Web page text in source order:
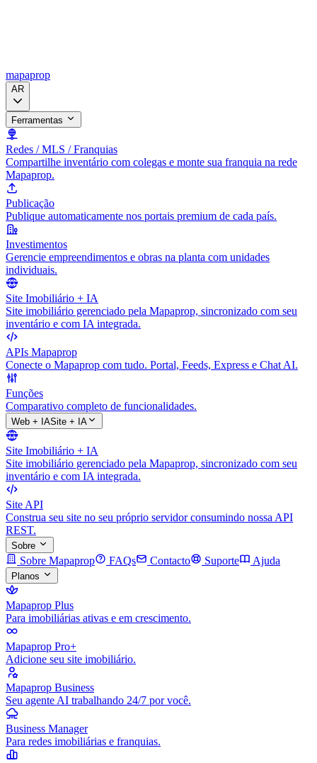
mapaprop
AR
Ferramentas
Redes / MLS / Franquias
Compartilhe inventário com colegas e monte sua franquia na rede
Mapaprop.
Publicação
Publique automaticamente nos portais premium de cada país.
Investimentos
Gerencie empreendimentos e obras na planta com unidades
individuais.
Site Imobiliário + IA
Site imobiliário gerenciado pela Mapaprop, sincronizado com seu
inventário e com IA integrada.
APIs Mapaprop
Conecte o Mapaprop com tudo. Portal, Feeds, Express e Chat AI.
Funções
Comparativo completo de funcionalidades.
Web + IASite + IA
Site Imobiliário + IA
Site imobiliário gerenciado pela Mapaprop, sincronizado com seu
inventário e com IA integrada.
Site API
Construa seu site no seu próprio servidor consumindo nossa API
REST.
Sobre
Sobre Mapaprop FAQs Contacto Suporte Ajuda
Planos
Mapaprop Plus
Para imobiliárias ativas e em crescimento.
Mapaprop Pro+
Adicione seu site imobiliário.
Mapaprop Business
Seu agente AI trabalhando 24/7 por você.
Business Manager
Para redes imobiliárias e franquias.